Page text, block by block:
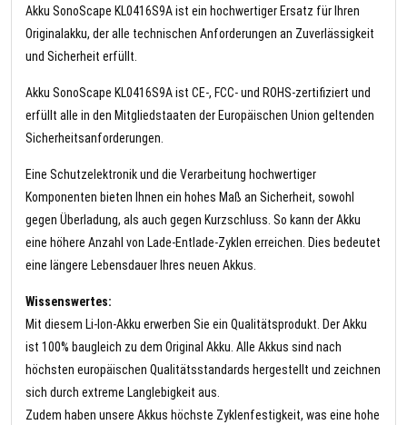
Akku SonoScape KL0416S9A ist ein hochwertiger Ersatz für Ihren
Originalakku, der alle technischen Anforderungen an Zuverlässigkeit
und Sicherheit erfüllt.
Akku SonoScape KL0416S9A ist CE-, FCC- und ROHS-zertifiziert und
erfüllt alle in den Mitgliedstaaten der Europäischen Union geltenden
Sicherheitsanforderungen.
Eine Schutzelektronik und die Verarbeitung hochwertiger
Komponenten bieten Ihnen ein hohes Maß an Sicherheit, sowohl
gegen Überladung, als auch gegen Kurzschluss. So kann der Akku
eine höhere Anzahl von Lade-Entlade-Zyklen erreichen. Dies bedeutet
eine längere Lebensdauer Ihres neuen Akkus.
Wissenswertes:
Mit diesem Li-Ion-Akku erwerben Sie ein Qualitätsprodukt. Der Akku
ist 100% baugleich zu dem Original Akku. Alle Akkus sind nach
höchsten europäischen Qualitätsstandards hergestellt und zeichnen
sich durch extreme Langlebigkeit aus.
Zudem haben unsere Akkus höchste Zyklenfestigkeit, was eine hohe